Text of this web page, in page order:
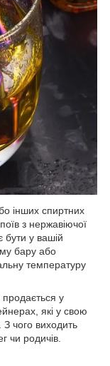
інших спиртних
з нержавіючої
бути у вашій
бару або
температуру
продається у
які у свою
З чого виходить
чи родичів.